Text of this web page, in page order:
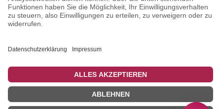
Spanien (EUR €)
Ungarn (EUR €)
Zypern (EUR €)